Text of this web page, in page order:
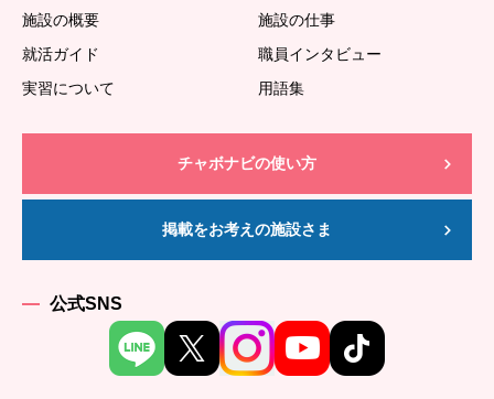
施設の概要
施設の仕事
就活ガイド
職員インタビュー
実習について
用語集
チャボナビの使い方
掲載をお考えの施設さま
公式SNS